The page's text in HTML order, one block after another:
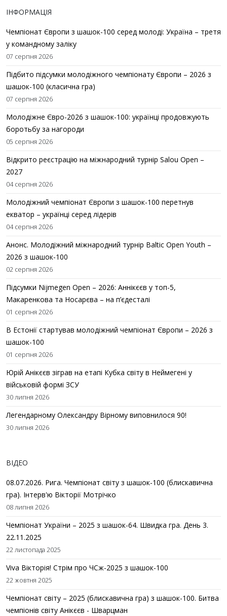
ІНФОРМАЦІЯ
Чемпіонат Європи з шашок-100 серед молоді: Україна – третя
у командному заліку
07 серпня 2026
Підбито підсумки молодіжного чемпіонату Європи – 2026 з
шашок-100 (класична гра)
07 серпня 2026
Молодіжне Євро-2026 з шашок-100: українці продовжують
боротьбу за нагороди
05 серпня 2026
Відкрито реєстрацію на міжнародний турнір Salou Open –
2027
04 серпня 2026
Молодіжний чемпіонат Європи з шашок-100 перетнув
екватор – українці серед лідерів
04 серпня 2026
Анонс. Молодіжний міжнародний турнір Baltic Open Youth –
2026 з шашок-100
02 серпня 2026
Підсумки Nijmegen Open – 2026: Аннікєєв у топ-5,
Макаренкова та Носарєва – на п’єдесталі
01 серпня 2026
В Естонії стартував молодіжний чемпіонат Європи – 2026 з
шашок-100
01 серпня 2026
Юрій Анікєєв зіграв на етапі Кубка світу в Неймегені у
військовій формі ЗСУ
30 липня 2026
Легендарному Олександру Вірному виповнилося 90!
30 липня 2026
ВІДЕО
08.07.2026. Рига. Чемпіонат світу з шашок-100 (блискавична
гра). Інтерв'ю Вікторії Мотрічко
08 липня 2026
Чемпіонат України – 2025 з шашок-64. Швидка гра. День 3.
22.11.2025
22 листопада 2025
Viva Вікторія! Стрім про ЧСж-2025 з шашок-100
22 жовтня 2025
Чемпіонат світу – 2025 (блискавична гра) з шашок-100. Битва
чемпіонів світу Анікєєв - Шварцман